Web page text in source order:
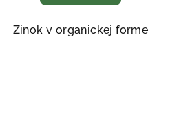
je
5,0
Zinok v organickej forme